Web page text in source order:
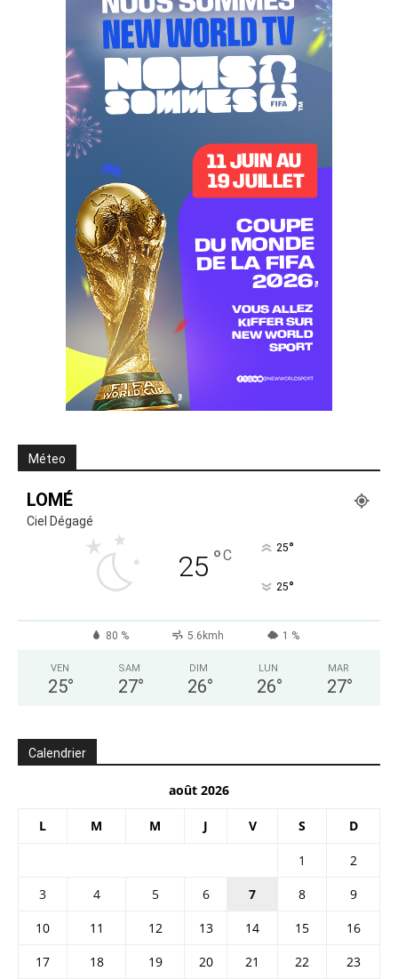
Méteo
LOMÉ
Ciel Dégagé
25 °C 25°
25°
80 % 5.6kmh 1 %
VEN
25°
SAM
27°
DIM
26°
LUN
26°
MAR
27°
Calendrier
août 2026
L M M J V S D
1
2
3
4 5 6 7 8
9
10
11 12 13 14 15
16
17
18 19 20 21 22
23